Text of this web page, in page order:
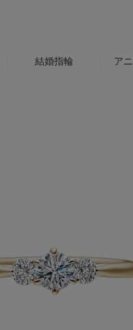
結婚指輪 ア